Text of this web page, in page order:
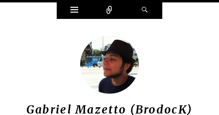
Widgets Conectar
Gabriel Mazetto (BrodocK)